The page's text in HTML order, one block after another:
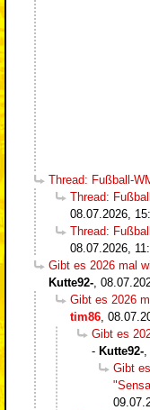
Thread: Fußball-
Thread:
08.07.2026,
Thread:
08.07.2026,
Gibt es 2026 mal
Kutte92-
Gibt es 2026
tim86
Gibt es
- Kutte92-
Gibt